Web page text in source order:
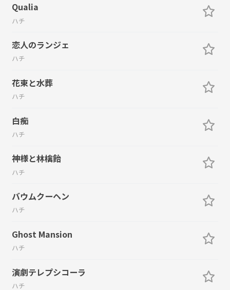
Qualia
ハチ
恋人のランジェ
ハチ
花束と水葬
ハチ
白痴
ハチ
神様と林檎飴
ハチ
バウムクーヘン
ハチ
Ghost Mansion
ハチ
演劇テレプシコーラ
ハチ